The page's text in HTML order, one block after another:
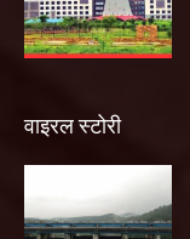
वाइरल स्टोरी